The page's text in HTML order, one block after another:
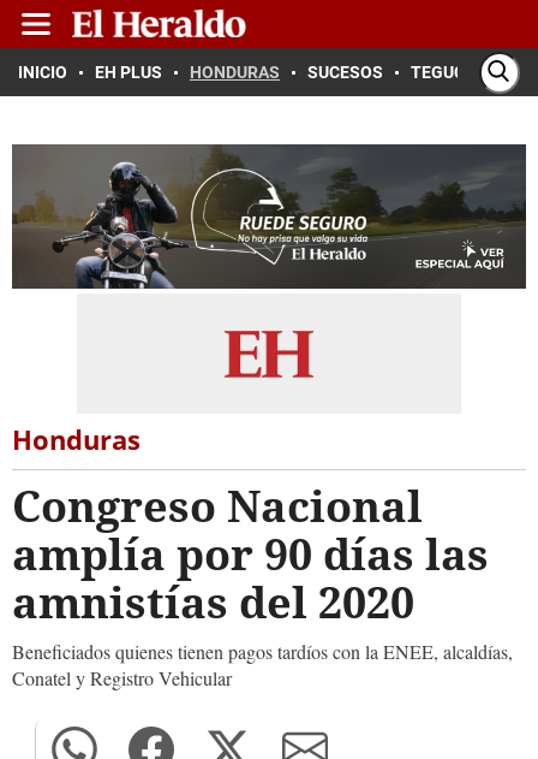
INICIO EH PLUS HONDURAS SUCESOS TEGUCIGALPA
Honduras
Congreso Nacional
amplía por 90 días las
amnistías del 2020
Beneficiados quienes tienen pagos tardíos con la ENEE, alcaldías,
Conatel y Registro Vehicular